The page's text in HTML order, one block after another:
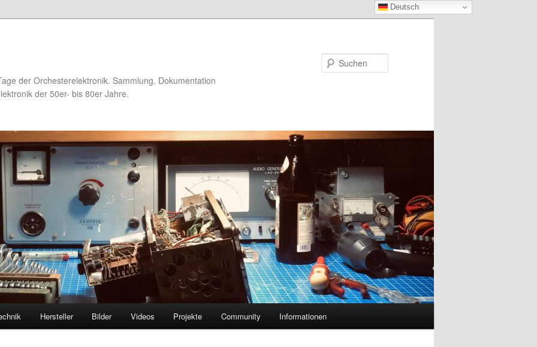
der Orchesterelektronik. Sammlung, Dokumentation
der 50er- bis 80er Jahre.
Hersteller Bilder Videos Projekte Community Informationen
Deutsch